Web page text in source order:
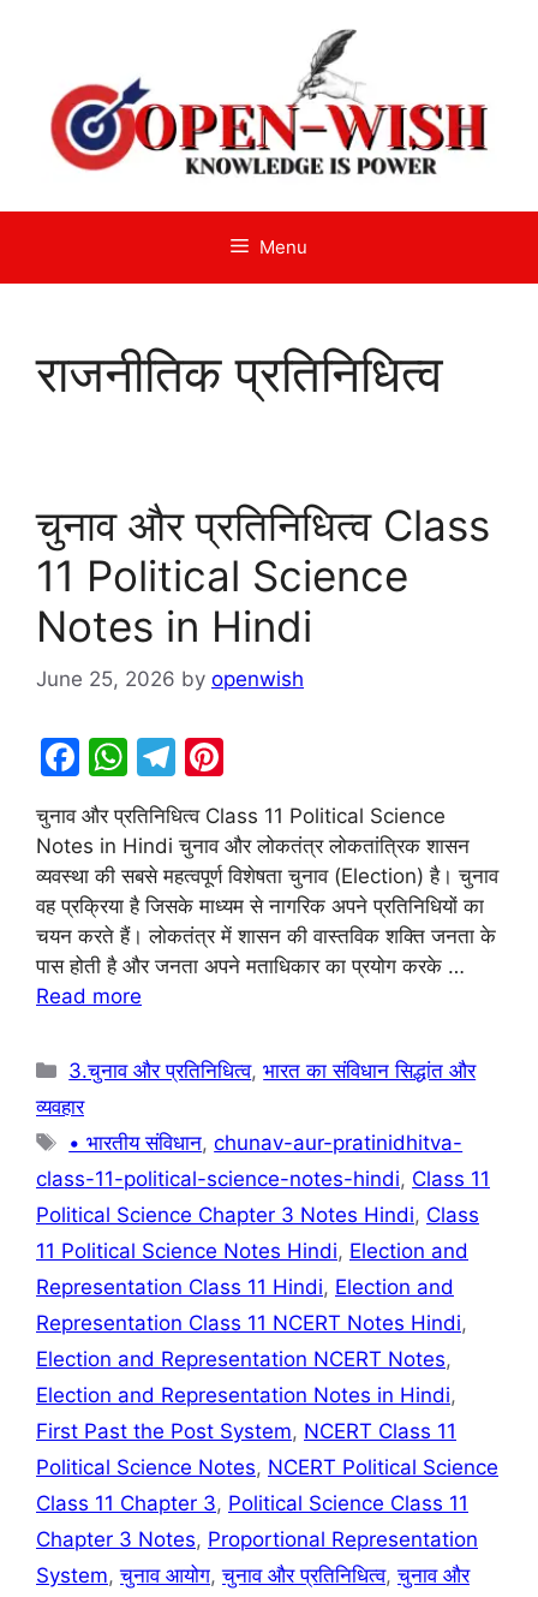
Menu
राजनीतिक प्रतिनिधित्व
चुनाव और प्रतिनिधित्व Class
11 Political Science
Notes in Hindi
June 25, 2026 by openwish
F
a
c
e
b
o
o
W
h
at
s
A
p
p
T
el
e
gr
a
m
er
e
st
चुनाव और प्रतिनिधित्व Class 11 Political Science
Notes in Hindi चुनाव और लोकतंत्र लोकतांत्रिक शासन
व्यवस्था की सबसे महत्वपूर्ण विशेषता चुनाव (Election) है। चुनाव
वह प्रक्रिया है जिसके माध्यम से नागरिक अपने प्रतिनिधियों का
चयन करते हैं। लोकतंत्र में शासन की वास्तविक शक्ति जनता के
पास होती है और जनता अपने मताधिकार का प्रयोग करके …
Read more
Categories
3.चुनाव और प्रतिनिधित्व,भारत का संविधान सिद्धांत और
व्यवहार
Tags
• भारतीय संविधान,chunav-aur-pratinidhitva-
class-11-political-science-notes-hindi, Class 11
Political Science Chapter 3 Notes Hindi, Class
11 Political Science Notes Hindi, Election and
Representation Class 11 Hindi, Election and
Representation Class 11 NCERT Notes Hindi,
Election and Representation NCERT Notes,
Election and Representation Notes in Hindi,
First Past the Post System, NCERT Class 11
Political Science Notes, NCERT Political Science
Class 11 Chapter 3, Political Science Class 11
Chapter 3 Notes, Proportional Representation
System,चुनाव आयोग,चुनाव और प्रतिनिधित्व,चुनाव और